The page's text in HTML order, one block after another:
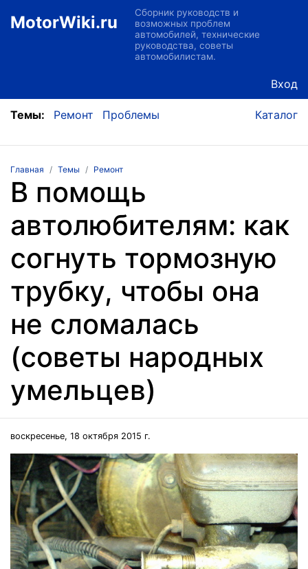
MotorWiki.ru
Сборник руководств и
возможных проблем
автомобилей, технические
руководства, советы
автомобилистам.
Вход
Темы: Ремонт Проблемы Каталог
Главная Темы Ремонт
В помощь
автолюбителям: как
согнуть тормозную
трубку, чтобы она
не сломалась
(советы народных
умельцев)
воскресенье, 18 октября 2015 г.